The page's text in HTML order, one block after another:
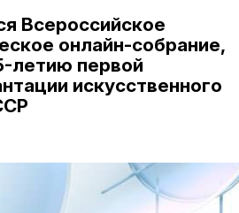
Всероссийское
онлайн-собрание,
летию первой
искусственного